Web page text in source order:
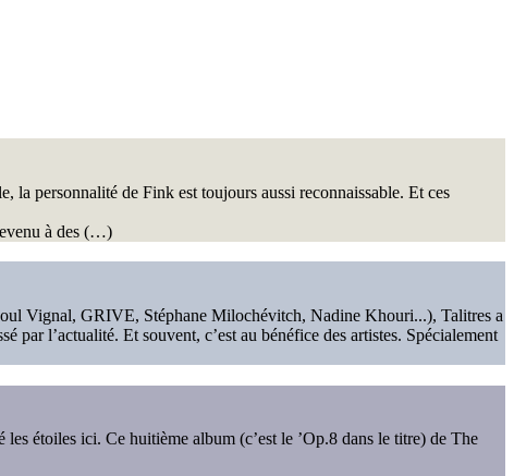
la personnalité de Fink est toujours aussi reconnaissable. Et ces
à des (…)
Vignal, GRIVE, Stéphane Milochévitch, Nadine Khouri...), Talitres a
par l’actualité. Et souvent, c’est au bénéfice des artistes. Spécialement
étoiles ici. Ce huitième album (c’est le ’Op.8 dans le titre) de The